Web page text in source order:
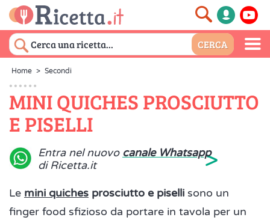
Home > Secondi
MINI QUICHES PROSCIUTTO
E PISELLI
Entra nel nuovo canale Whatsapp
di Ricetta.it
>
Le mini quiches prosciutto e piselli sono un
finger food sfizioso da portare in tavola per un